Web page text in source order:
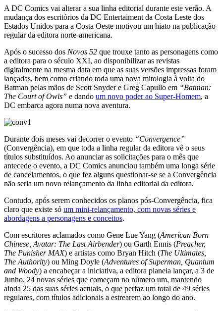
A DC Comics vai alterar a sua linha editorial durante este verão. A
mudança dos escritórios da DC Entertaiment da Costa Leste dos
Estados Unidos para a Costa Oeste motivou um hiato na publicação
regular da editora norte-americana.
Após o sucesso dos Novos 52 que trouxe tanto as personagens como
a editora para o século XXI, ao disponibilizar as revistas
digitalmente na mesma data em que as suas versões impressas foram
lançadas, bem como criando toda uma nova mitologia à volta do
Batman pelas mãos de Scott Snyder e Greg Capullo em “Batman:
The Court of Owls” e dando um novo poder ao Super-Homem, a
DC embarca agora numa nova aventura.
Durante dois meses vai decorrer o evento “Convergence”
(Convergência), em que toda a linha regular da editora vê o seus
títulos substituídos. Ao anunciar as solicitações para o mês que
antecede o evento, a DC Comics anunciou também uma longa série
de cancelamentos, o que fez alguns questionar-se se a Convergência
não seria um novo relançamento da linha editorial da editora.
Contudo, após serem conhecidos os planos pós-Convergência, fica
claro que existe só um mini-relançamento, com novas séries e
abordagens a personagens e conceitos.
Com escritores aclamados como Gene Lue Yang (American Born
Chinese, Avatar: The Last Airbender) ou Garth Ennis (Preacher,
The Punisher MAX) e artistas como Bryan Hitch (The Ultimates,
The Authority) ou Ming Doyle (Adventures of Superman, Quantum
and Woody) a encabeçar a iniciativa, a editora planeia lançar, a 3 de
Junho, 24 novas séries que começam no número um, mantendo
ainda 25 das suas séries actuais, o que perfaz um total de 49 séries
regulares, com títulos adicionais a estrearem ao longo do ano.